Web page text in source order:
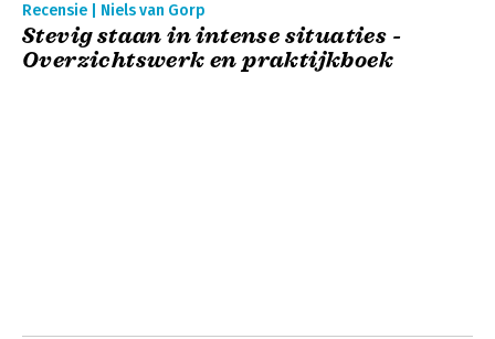
Recensie | Niels van Gorp
Stevig staan in intense situaties -
Overzichtswerk en praktijkboek